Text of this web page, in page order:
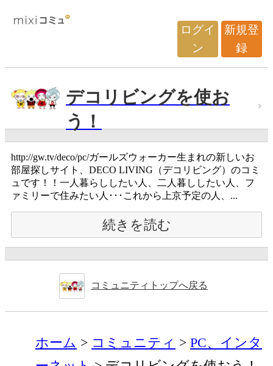
ログイ
ン
新規登
録
デコリビングを使お
う！
http://gw.tv/deco/pc/ガールズウォーカー生まれの新しいお
部屋探しサイト、DECO LIVING（デコリビング）のコミ
ュです！！一人暮らししたい人、二人暮ししたい人、フ
ァミリーで住みたい人･･･これから上京予定の人、...
続きを読む
コミュニティトップへ戻る
ホーム コミュニティ
PC、インタ